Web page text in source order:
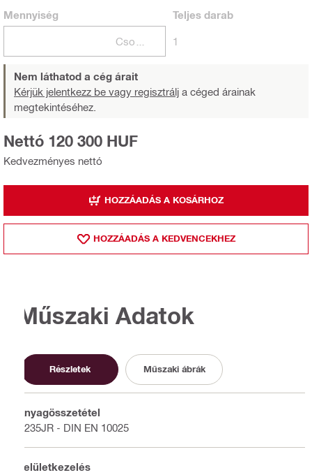
Mennyiség Teljesdarab
1
Nem láthatod a cég árait
Kérjük jelentkezz be vagy regisztrálj a céged árainak
megtekintéséhez.
Kedvezményes nettó
Nettó 120 300 HUF
HOZZÁADÁS A KOSÁRHOZ
HOZZÁADÁS A KEDVENCEKHEZ
Műszaki Adatok
Részletek Műszaki ábrák
Anyagösszetétel
S235JR - DIN EN 10025
Felületkezelés